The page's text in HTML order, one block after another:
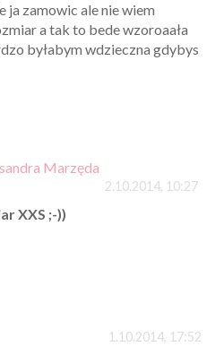
ja zamowic ale nie wiem
a tak to bede wzoroaała
byłabym wdzieczna gdybys
Marzęda
2.10.2014, 10:27
XXS ;-))
1.10.2014, 17:52